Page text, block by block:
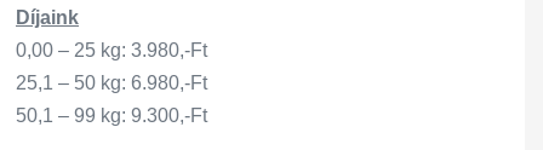
Díjaink
0,00 – 25 kg: 3.980,-Ft
25,1 – 50 kg: 6.980,-Ft
50,1 – 99 kg: 9.300,-Ft